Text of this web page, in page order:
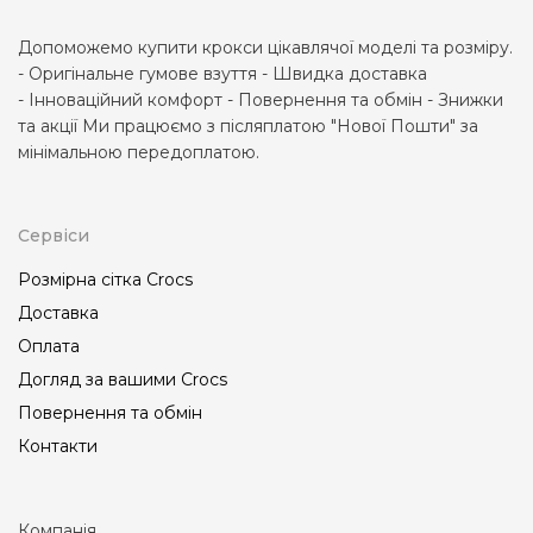
Допоможемо купити крокси цікавлячої моделі та розміру.
- Оригінальне гумове взуття - Швидка доставка
- Інноваційний комфорт - Повернення та обмін - Знижки
та акції Ми працюємо з післяплатою "Нової Пошти" за
мінімальною передоплатою.
Сервіси
Розмірна сітка Crocs
Доставка
Оплата
Догляд за вашими Crocs
Повернення та обмін
Контакти